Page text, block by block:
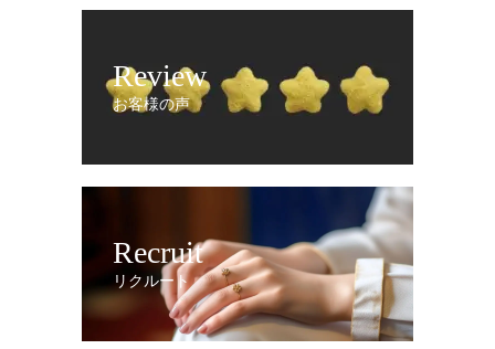
Review
お客様の声
Recruit
リクルート